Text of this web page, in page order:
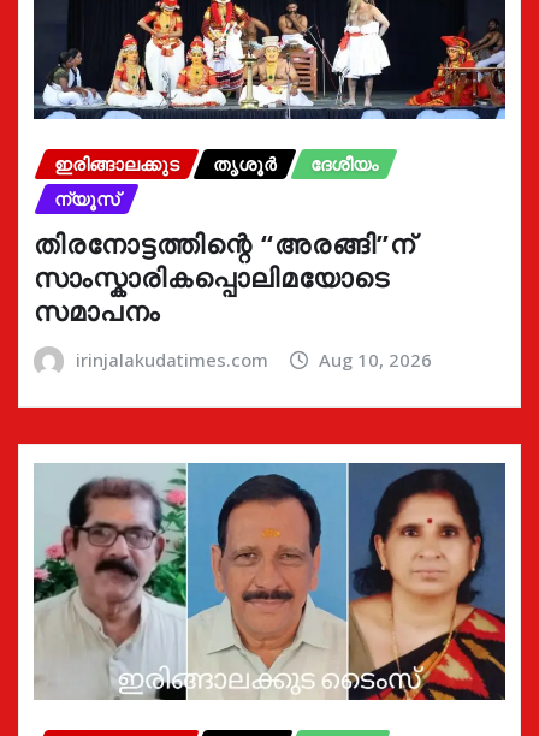
ഇരിങ്ങാലക്കുട തൃശൂർ
ദേശീയം
ന്യൂസ്
തിരനോട്ടത്തിന്റെ “അരങ്ങി”ന്
സാംസ്കാരികപ്പൊലിമയോടെ
സമാപനം
irinjalakudatimes.com Aug 10, 2026